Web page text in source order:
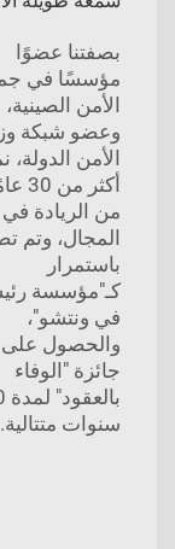
بصفتنا عضوًا
مؤسسًا في
الأمن الصينية،
وعضو شبكة
الأمن الدولة،
أكثر من
من الريادة في
المجال، وتم
باستمرار
كـ"مؤسسة
في ونتشو"،
والحصول على
جائزة "الوفاء
سنوات متتالية.